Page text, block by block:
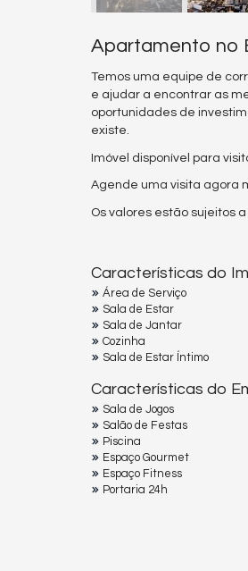
Apartamento no
Temos uma equipe de
e ajudar a encontrar as
oportunidades de
existe.
Imóvel disponível para
Agende uma visita agora
Os valores estão sujeitos
Características do
Área de Serviço
Sala de Estar
Sala de Jantar
Cozinha
Sala de Estar Íntimo
Características do
Sala de Jogos
Salão de Festas
Piscina
Espaço Gourmet
Espaço Fitness
Portaria 24h